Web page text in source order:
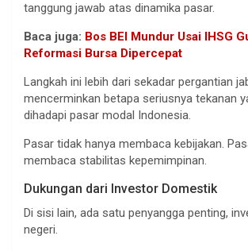
tanggung jawab atas dinamika pasar.
Baca juga: Bos BEI Mundur Usai IHSG
Reformasi Bursa Dipercepat
Langkah ini lebih dari sekadar pergantian
mencerminkan betapa seriusnya tekanan
dihadapi pasar modal Indonesia.
Pasar tidak hanya membaca kebijakan.
membaca stabilitas kepemimpinan.
Dukungan dari Investor Domestik
Di sisi lain, ada satu penyangga penting,
negeri.